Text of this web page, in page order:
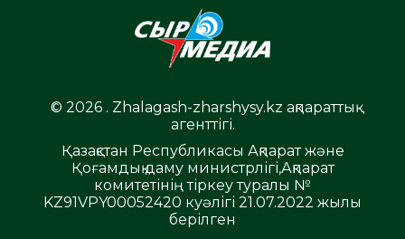
© 2026 . Zhalagash-zharshysy.kz ақпараттық
агенттігі.
Қазақстан Республикасы Ақпарат және
Қоғамдық даму министрлігі,Ақпарат
комитетінің тіркеу туралы №
KZ91VPY00052420 куәлігі 21.07.2022 жылы
берілген